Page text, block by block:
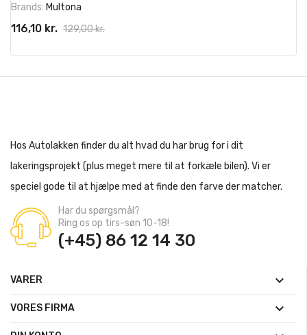
Brands: Multona
116,10 kr. 129,00 kr.
Hos Autolakken finder du alt hvad du har brug for i dit
lakeringsprojekt (plus meget mere til at forkæle bilen). Vi er
speciel gode til at hjælpe med at finde den farve der matcher.
Har du spørgsmål?
Ring os op tirs-søn 10-18!
(+45) 86 12 14 30
VARER 
VORES FIRMA 